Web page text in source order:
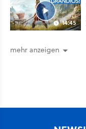
14:45
mehr anzeigen